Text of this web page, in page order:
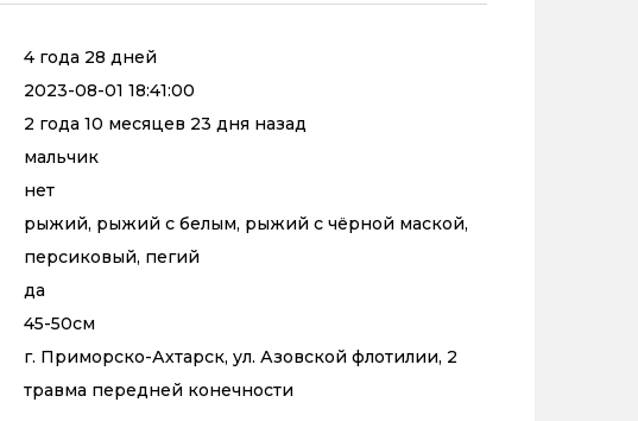
4 года 28 дней
2023-08-01 18:41:00
2 года 10 месяцев 23 дня назад
мальчик
нет
рыжий, рыжий с белым, рыжий с чёрной маской,
персиковый, пегий
да
45-50см
г. Приморско-Ахтарск, ул. Азовской флотилии, 2
травма передней конечности